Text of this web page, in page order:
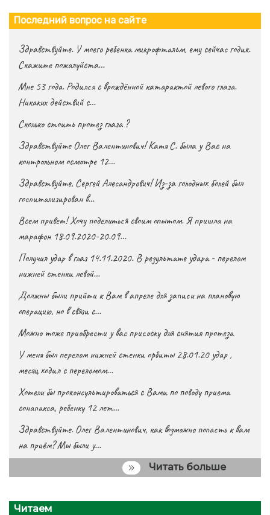
Последний вопрос на сайте
Здравствуйте. У моего ребенка микрофтальм, ему сейчас годик.
Скажите пожалуйста…
Мне 53 года. Родился с врождённой катарактой левого глаза.
Никаких действий с…
Сколько стоить протез глаза ?
Здравствуйте Олег Валентинович! Катя С. была у Вас на
контрольном осмотре 12…
Здравствуйте, Сергей Алесандрович! Из-за голодных болей был
госпитализирован в…
Всем привет! Хочу поделиться своим опытом. Я пришла на
марафон 18.09.2020-20.09…
Получил удар в глаз 14.11.2020. В результате удара - перелом
нижней стенки левой…
Должны были прийти к Вам в апреле для записи на плановую
операцию, но в связи с…
Можно тоже приобрести у вас присоску для снятия протеза
У меня был перелом нижней стенки орбиты 28.01.20 удар ,
месяц ходил с переломом…
Хотели бы проконсультироваться с Вами по поводу приема
сонапакса, ребенку 12 лет…
Здравствуйте. Олег Валентинович, как возможно попасть к вам
на приём? Мы были у…
Читать больше
Читаем